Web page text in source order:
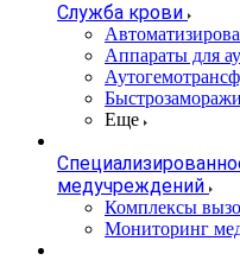
Служба крови
Аппараты для
Еще
медучреждений
Комплексы
Мониторинг